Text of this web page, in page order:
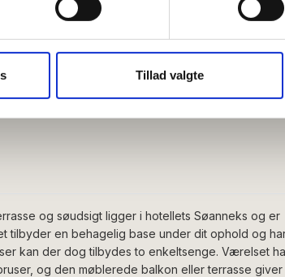
indhold og annoncer, til at vise dig
om din brug af vores hjemmeside med
Tillad valgte
Altan/terrasse
og søudsigt ligger i hotellets Søanneks og er
tilbyder en behagelig base under dit ophold og
kan der dog tilbydes to enkeltsenge. Værelset
og den møblerede balkon eller terrasse giver